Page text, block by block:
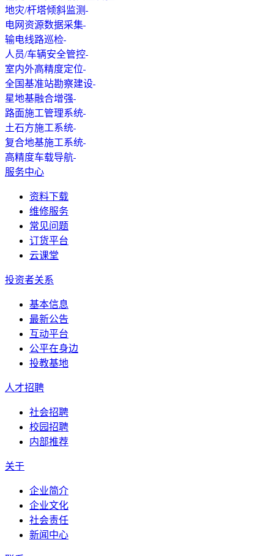
地灾/杆塔倾斜监测
电网资源数据采集
输电线路巡检
人员/车辆安全管控
室内外高精度定位
全国基准站勘察建设
星地基融合增强
路面施工管理系统
土石方施工系统
复合地基施工系统
高精度车载导航
服务中心
资料下载
维修服务
常见问题
订货平台
云课堂
投资者关系
基本信息
最新公告
互动平台
公平在身边
投教基地
人才招聘
社会招聘
校园招聘
内部推荐
关于
企业简介
企业文化
社会责任
新闻中心